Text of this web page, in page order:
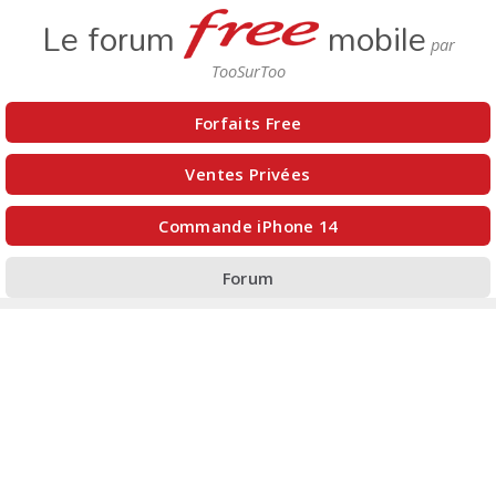
Le forum mobile
Forfaits Free
Ventes Privées
Commande iPhone 14
Forum